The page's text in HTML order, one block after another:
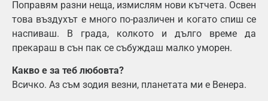
Поправям разни неща, измислям нови кътчета. Освен
това въздухът е много по-различен и когато спиш се
наспиваш. В града, колкото и дълго време да
прекараш в сън пак се събуждаш малко уморен.
Какво е за теб любовта?
Всичко. Аз съм зодия везни, планетата ми е Венера.